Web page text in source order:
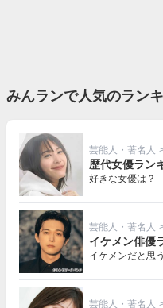
みんランで人気のラン
芸能人・著名人
歴代女優ラン
好きな女優は？
芸能人・著名人
イケメン俳優
イケメンだと思
芸能人・著名人